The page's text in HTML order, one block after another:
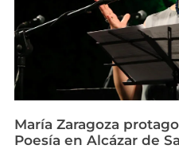
María Zaragoza
Poesía en Alcázar de